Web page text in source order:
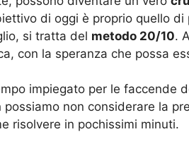
di oggi è proprio quello di
si tratta del metodo 20/10.
con la speranza che possa
impiegato per le faccende
non considerare la
risolvere in pochissimi minuti.